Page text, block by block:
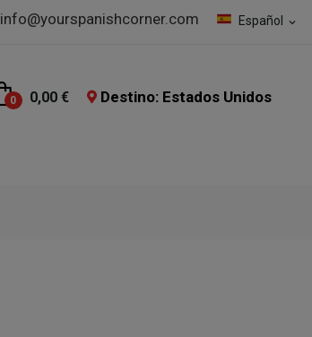
Español expand_more
info@yourspanishcorner.com
0 0,00 € Destino: Estados Unidos